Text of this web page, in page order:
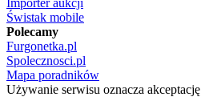
Importer aukcji
Świstak mobile
Polecamy
Furgonetka.pl
Spolecznosci.pl
Mapa poradników
Używanie serwisu oznacza akceptację